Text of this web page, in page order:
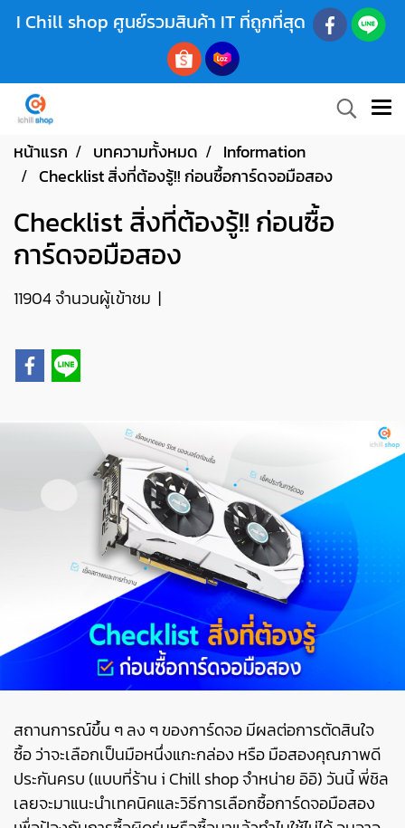
I Chill shop ศูนย์รวมสินค้า IT ที่ถูกที่สุด
หน้าแรก บทความทั้งหมด
Information
Checklist สิ่งที่ต้องรู้!! ก่อนซื้อการ์ดจอมือสอง
Checklist สิ่งที่ต้องรู้!! ก่อนซื้อ
การ์ดจอมือสอง
11904 จำนวนผู้เข้าชม |
สถานการณ์ขึ้น ๆ ลง ๆ ของการ์ดจอ มีผลต่อการตัดสินใจ
ซื้อ ว่าจะเลือกเป็นมือหนึ่งแกะกล่อง หรือ มือสองคุณภาพดี
ประกันครบ (แบบที่ร้าน i Chill shop จำหน่าย อิอิ) วันนี้ พี่ชิล
เลยจะมาแนะนำเทคนิคและวิธีการเลือกซื้อการ์ดจอมือสอง